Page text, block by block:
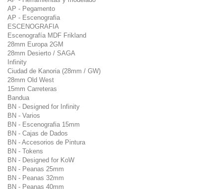
AP - Pegamento
AP - Escenografia
ESCENOGRAFIA
Escenografía MDF Frikland
28mm Europa 2GM
28mm Desierto / SAGA
Infinity
Ciudad de Kanoria (28mm / GW)
28mm Old West
15mm Carreteras
Bandua
BN - Designed for Infinity
BN - Varios
BN - Escenografia 15mm
BN - Cajas de Dados
BN - Accesorios de Pintura
BN - Tokens
BN - Designed for KoW
BN - Peanas 25mm
BN - Peanas 32mm
BN - Peanas 40mm